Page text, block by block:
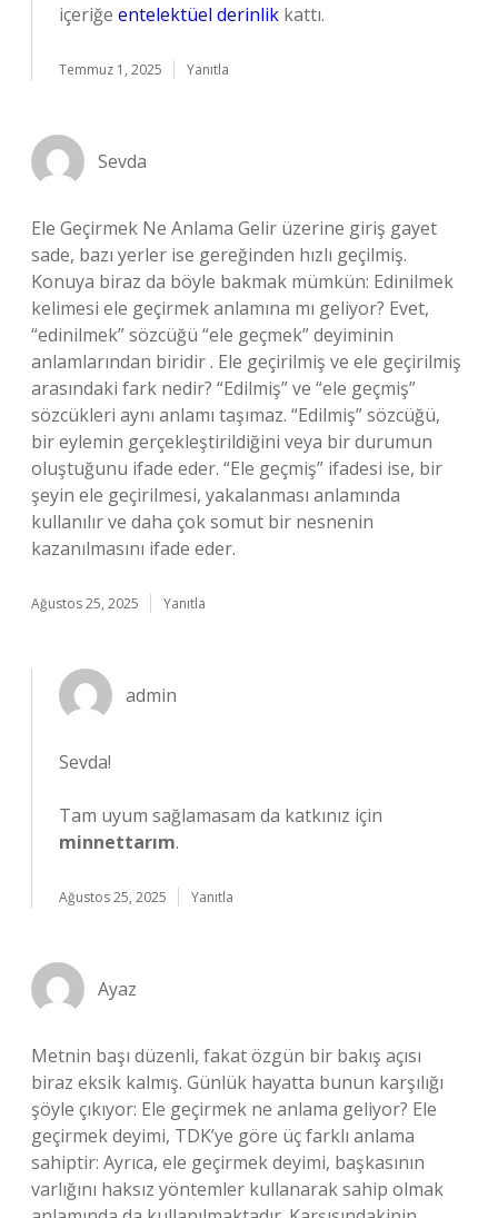
içeriğe entelektüel derinlik kattı.
Temmuz 1, 2025 Yanıtla
Sevda
Ele Geçirmek Ne Anlama Gelir üzerine giriş gayet
sade, bazı yerler ise gereğinden hızlı geçilmiş.
Konuya biraz da böyle bakmak mümkün: Edinilmek
kelimesi ele geçirmek anlamına mı geliyor? Evet,
“edinilmek” sözcüğü “ele geçmek” deyiminin
anlamlarından biridir . Ele geçirilmiş ve ele geçirilmiş
arasındaki fark nedir? “Edilmiş” ve “ele geçmiş”
sözcükleri aynı anlamı taşımaz. “Edilmiş” sözcüğü,
bir eylemin gerçekleştirildiğini veya bir durumun
oluştuğunu ifade eder. “Ele geçmiş” ifadesi ise, bir
şeyin ele geçirilmesi, yakalanması anlamında
kullanılır ve daha çok somut bir nesnenin
kazanılmasını ifade eder.
Ağustos 25, 2025 Yanıtla
admin
Sevda!
Tam uyum sağlamasam da katkınız için
minnettarım.
Ağustos 25, 2025 Yanıtla
Ayaz
Metnin başı düzenli, fakat özgün bir bakış açısı
biraz eksik kalmış. Günlük hayatta bunun karşılığı
şöyle çıkıyor: Ele geçirmek ne anlama geliyor? Ele
geçirmek deyimi, TDK’ye göre üç farklı anlama
sahiptir: Ayrıca, ele geçirmek deyimi, başkasının
varlığını haksız yöntemler kullanarak sahip olmak